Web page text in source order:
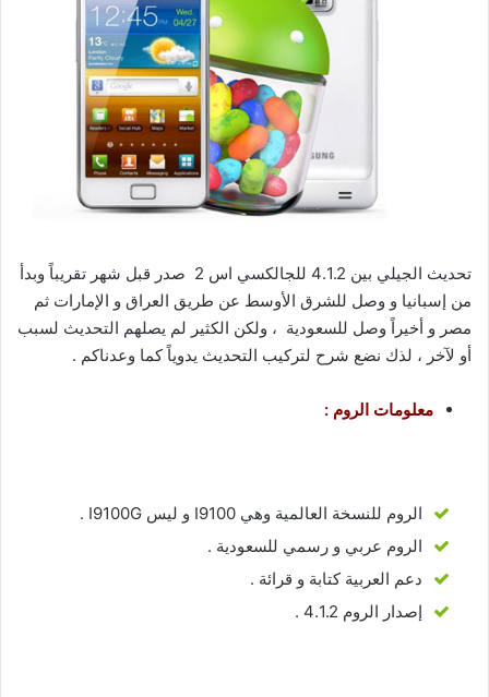
تحديث الجيلي بين 4.1.2 للجالكسي اس 2 صدر قبل شهر تقريباً وبدأ
من إسبانيا و وصل للشرق الأوسط عن طريق العراق و الإمارات ثم
مصر و أخيراً وصل للسعودية ، ولكن الكثير لم يصلهم التحديث لسبب
أو لآخر ، لذك نضع شرح لتركيب التحديث يدوياً كما وعدناكم .
معلومات الروم :
الروم للنسخة العالمية وهي I9100 و ليس I9100G .
الروم عربي و رسمي للسعودية .
دعم العربية كتابة و قرائة .
إصدار الروم 4.1.2 .